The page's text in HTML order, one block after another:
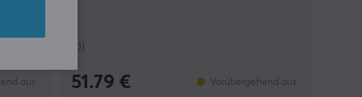
aus
(0)
51.79 € Vorübergehend aus